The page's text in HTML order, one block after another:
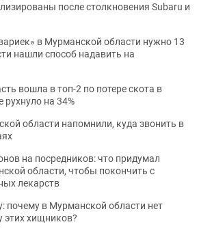
после столкновения Subaru и
в Мурманской области нужно 13
нашли способ надавить на
вошла в топ-2 по потере скота в
рухнуло на 34%
области напомнили, куда звонить в
на посредников: что придумал
области, чтобы покончить с
лекарств
почему в Мурманской области нет
хищников?